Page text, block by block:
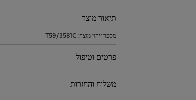
תיאור מוצר
מספר זיהוי מוצר: T59/3581C
פרטים וטיפול
משלוח והחזרות